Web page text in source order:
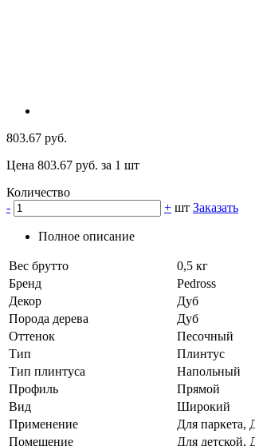
803.67 руб.
Цена 803.67 руб. за 1 шт
Количество
-
+ шт Заказать
Полное описание
Вес брутто
0,5 кг
Бренд
Pedross
Декор
Дуб
Порода дерева
Дуб
Оттенок
Песочный
Тип
Плинтус
Тип плинтуса
Напольный
Профиль
Прямой
Вид
Широкий
Применение
Для паркета,
Помещение
Для детской,